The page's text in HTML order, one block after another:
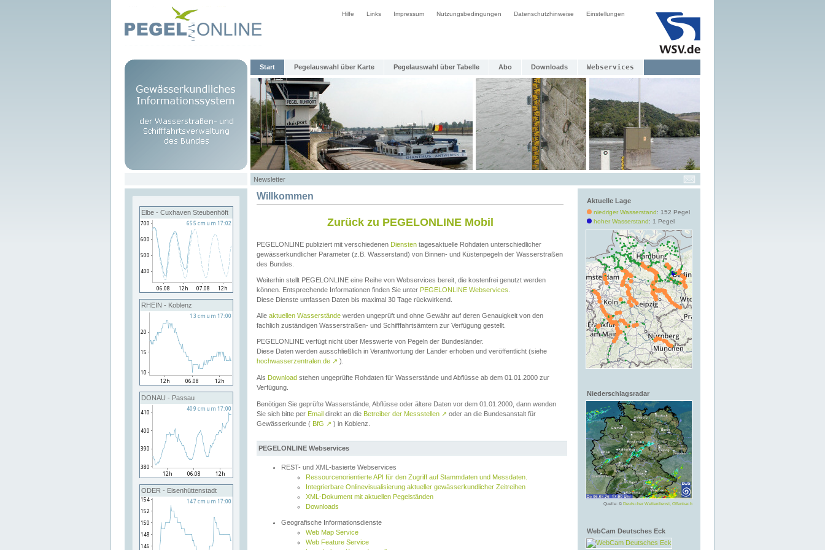
Hilfe Links Impressum Nutzungsbedingungen Datenschutzhinweise Einstellungen
Start Pegelauswahl über Karte Pegelauswahl über Tabelle Abo Downloads Webservices
Newsletter
Elbe - Cuxhaven Steubenhöft
RHEIN - Koblenz
DONAU - Passau
ODER - Eisenhüttenstadt
Aktuelle Lage
niedriger Wasserstand: 152 Pegel
hoher Wasserstand: 1 Pegel
Niederschlagsradar
Quelle: © Deutscher Wetterdienst, Offenbach
WebCam Deutsches Eck
Willkommen
Zurück zu PEGELONLINE Mobil
PEGELONLINE publiziert mit verschiedenen Diensten tagesaktuelle Rohdaten unterschiedlicher
gewässerkundlicher Parameter (z.B. Wasserstand) von Binnen- und Küstenpegeln der Wasserstraßen
des Bundes.
Weiterhin stellt PEGELONLINE eine Reihe von Webservices bereit, die kostenfrei genutzt werden
können. Entsprechende Informationen finden Sie unter PEGELONLINE Webservices
Diese Dienste umfassen Daten bis maximal 30 Tage rückwirkend.
Alle aktuellen Wasserstände werden ungeprüft und ohne Gewähr auf deren Genauigkeit von den
fachlich zuständigen Wasserstraßen- und Schifffahrtsämtern zur Verfügung gestellt.
PEGELONLINE verfügt nicht über Messwerte von Pegeln der Bundesländer.
Diese Daten werden ausschließlich in Verantwortung der Länder erhoben und veröffentlicht (siehe
hochwasserzentralen.de ↗ ).
Als Download stehen ungeprüfte Rohdaten für Wasserstände und Abflüsse ab dem 01.01.2000 zur
Verfügung.
Benötigen Sie geprüfte Wasserstände, Abflüsse oder ältere Daten vor dem 01.01.2000, dann wenden
Sie sich bitte per Email direkt an die Betreiber der Messstellen ↗ oder an die Bundesanstalt für
Gewässerkunde ( BfG ↗ ) in Koblenz.
PEGELONLINE Webservices
REST- und XML-basierte Webservices
Ressourcenorientierte API für den Zugriff auf Stammdaten und Messdaten.
Integrierbare Onlinevisualisierung aktueller gewässerkundlicher Zeitreihen
XML-Dokument mit aktuellen Pegelständen
Downloads
Geografische Informationsdienste
Web Map Service
Web Feature Service